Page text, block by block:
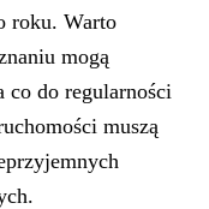
roku. Warto
mogą
co do regularności
muszą